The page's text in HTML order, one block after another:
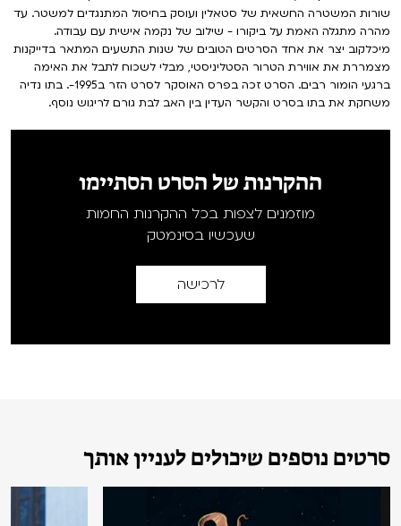
שורות המשטרה החשאית של סטאלין ועוסק בחיסול המתנגדים למשטר. עד
מהרה מתגלה האמת על ביקורו - שילוב של נקמה אישית עם עבודה.
מיכלקוב יצר את אחד הסרטים הטובים של שנות התשעים המתאר בדייקנות
מצמררת את אווירת הטרור הסטליניסטי, מבלי לשכוח לתבל את האימה
ברגעי הומור רבים. הסרט זכה בפרס האוסקר לסרט הזר ב1995-. בתו נדיה
משחקת את בתו בסרט והקשר העדין בין האב לבת גורם לריגוש נוסף.
ההקרנות של הסרט הסתיימו
מוזמנים לצפות בכל ההקרנות החמות
שעכשיו בסינמטק
לרכישה
סרטים נוספים שיכולים לעניין אותך